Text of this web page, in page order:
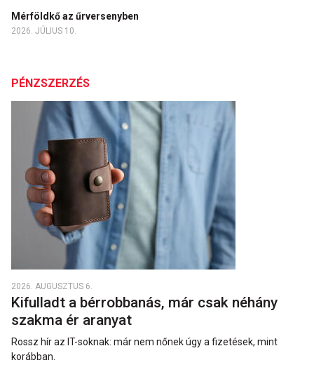
Mérföldkő az űrversenyben
2026. JÚLIUS 10.
PÉNZSZERZÉS
2026. AUGUSZTUS 6.
Kifulladt a bérrobbanás, már csak néhány
szakma ér aranyat
Rossz hír az IT-soknak: már nem nőnek úgy a fizetések, mint
korábban.